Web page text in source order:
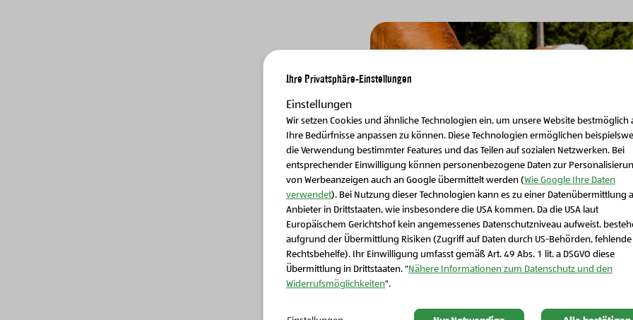
Nächste Slide
Schließen Sie dieses Feld
Ihre Privatsphäre-Einstellungen
Einstellungen
Wir setzen Cookies und ähnliche Technologien ein, um unsere Website bestmöglich
Ihre Bedürfnisse anpassen zu können. Diese Technologien ermöglichen
die Verwendung bestimmter Features und das Teilen auf sozialen Netzwerken. Bei
entsprechender Einwilligung können personenbezogene Daten zur
von Werbeanzeigen auch an Google übermittelt werden (Wie Google Ihre Daten
verwendet). Bei Nutzung dieser Technologien kann es zu einer Datenübermittlung
Anbieter in Drittstaaten, wie insbesondere die USA kommen. Da die USA laut
Europäischem Gerichtshof kein angemessenes Datenschutzniveau aufweist,
aufgrund der Übermittlung Risiken (Zugriff auf Daten durch US-Behörden, fehlende
Rechtsbehelfe). Ihr Einwilligung umfasst gemäß Art. 49 Abs. 1 lit. a DSGVO diese
Übermittlung in Drittstaaten. "Nähere Informationen zum Datenschutz und den
Widerrufsmöglichkeiten".